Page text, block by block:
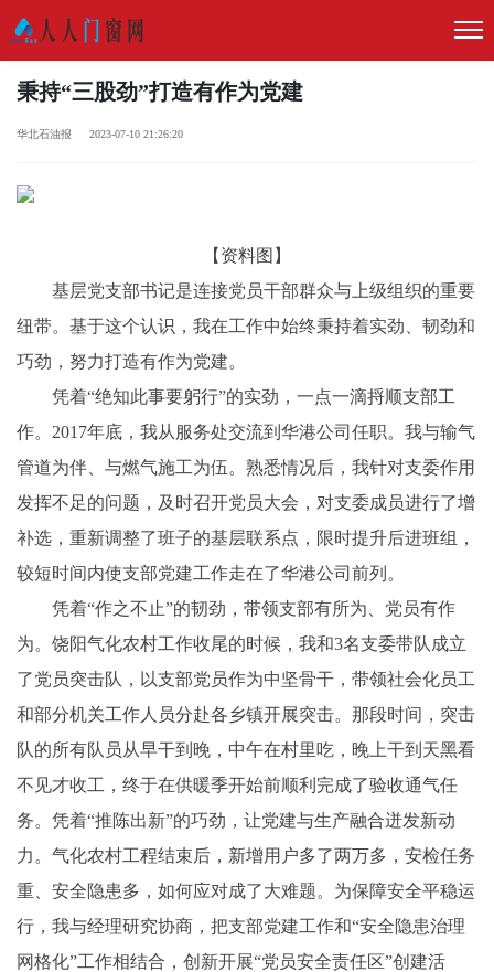
秉持“三股劲”打造有作为党建
华北石油报 2023-07-10 21:26:20
【资料图】
基层党支部书记是连接党员干部群众与上级组织的重要
纽带。基于这个认识，我在工作中始终秉持着实劲、韧劲和
巧劲，努力打造有作为党建。
凭着“绝知此事要躬行”的实劲，一点一滴捋顺支部工
作。2017年底，我从服务处交流到华港公司任职。我与输气
管道为伴、与燃气施工为伍。熟悉情况后，我针对支委作用
发挥不足的问题，及时召开党员大会，对支委成员进行了增
补选，重新调整了班子的基层联系点，限时提升后进班组，
较短时间内使支部党建工作走在了华港公司前列。
凭着“作之不止”的韧劲，带领支部有所为、党员有作
为。饶阳气化农村工作收尾的时候，我和3名支委带队成立
了党员突击队，以支部党员作为中坚骨干，带领社会化员工
和部分机关工作人员分赴各乡镇开展突击。那段时间，突击
队的所有队员从早干到晚，中午在村里吃，晚上干到天黑看
不见才收工，终于在供暖季开始前顺利完成了验收通气任
务。凭着“推陈出新”的巧劲，让党建与生产融合迸发新动
力。气化农村工程结束后，新增用户多了两万多，安检任务
重、安全隐患多，如何应对成了大难题。为保障安全平稳运
行，我与经理研究协商，把支部党建工作和“安全隐患治理
网格化”工作相结合，创新开展“党员安全责任区”创建活